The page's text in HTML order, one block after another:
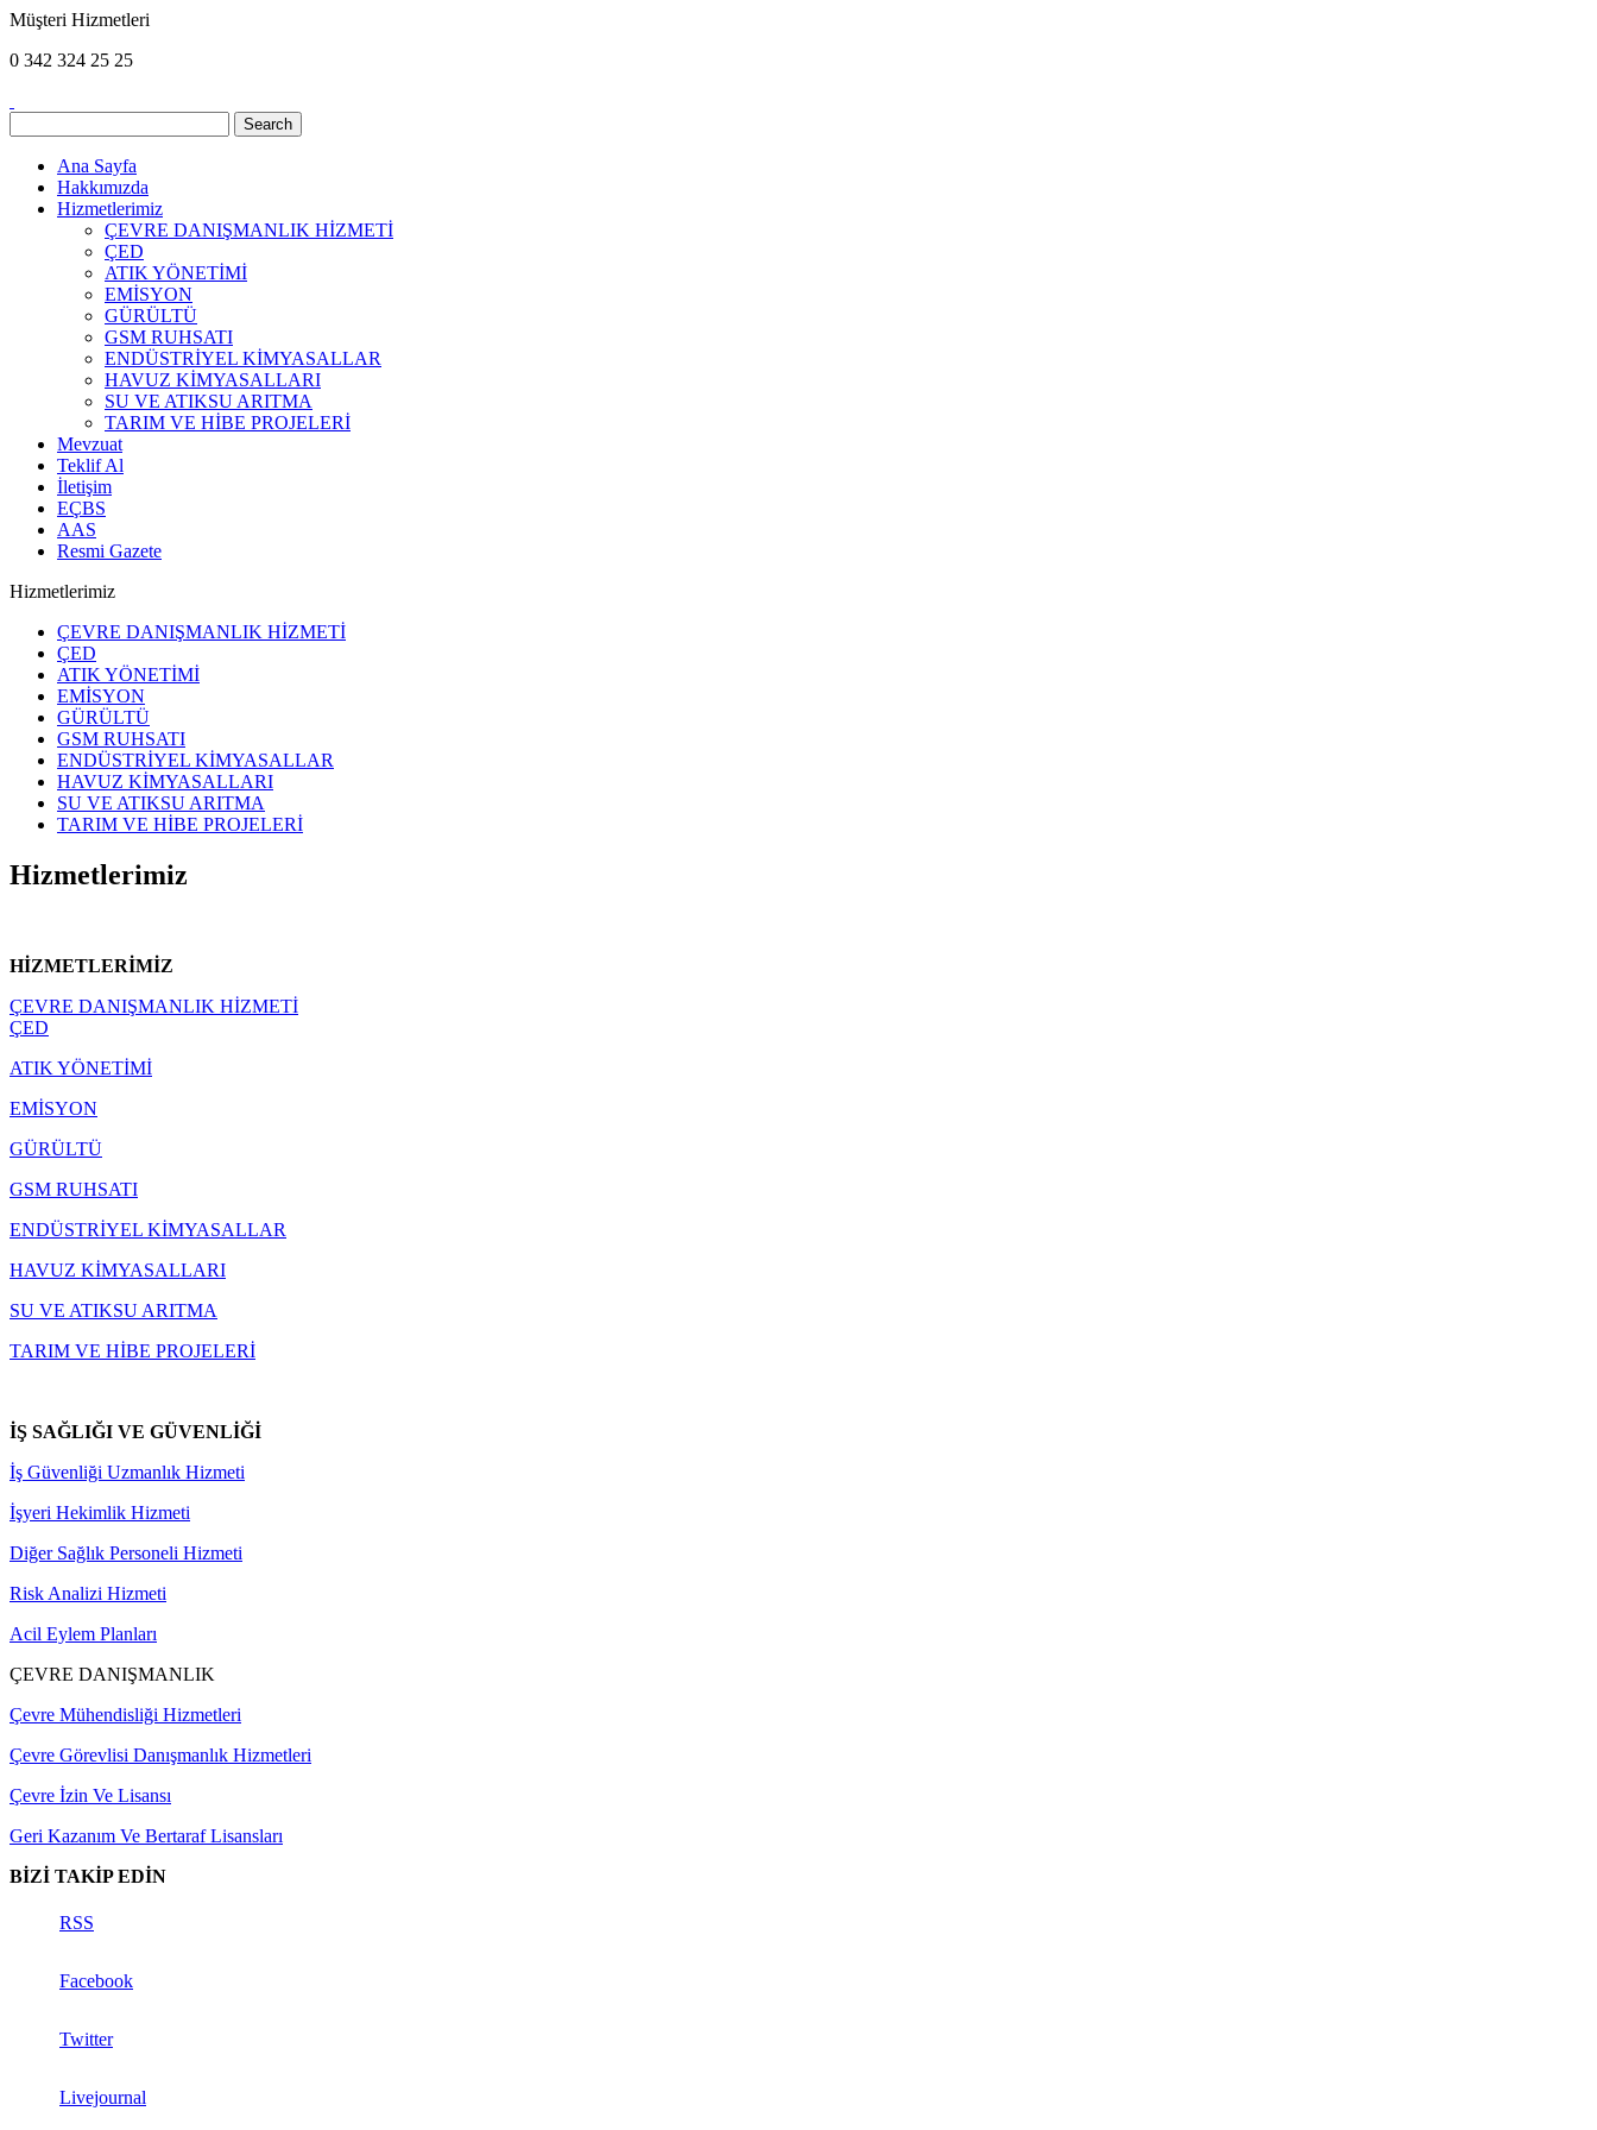
Müşteri Hizmetleri
0 342 324 25 25
Ana Sayfa
Hakkımızda
Hizmetlerimiz
ÇEVRE DANIŞMANLIK HİZMETİ
ÇED
ATIK YÖNETİMİ
EMİSYON
GÜRÜLTÜ
GSM RUHSATI
ENDÜSTRİYEL KİMYASALLAR
HAVUZ KİMYASALLARI
SU VE ATIKSU ARITMA
TARIM VE HİBE PROJELERİ
Mevzuat
Teklif Al
İletişim
EÇBS
AAS
Resmi Gazete
Hizmetlerimiz
ÇEVRE DANIŞMANLIK HİZMETİ
ÇED
ATIK YÖNETİMİ
EMİSYON
GÜRÜLTÜ
GSM RUHSATI
ENDÜSTRİYEL KİMYASALLAR
HAVUZ KİMYASALLARI
SU VE ATIKSU ARITMA
TARIM VE HİBE PROJELERİ
Hizmetlerimiz
HİZMETLERİMİZ
ÇEVRE DANIŞMANLIK HİZMETİ
ÇED
ATIK YÖNETİMİ
EMİSYON
GÜRÜLTÜ
GSM RUHSATI
ENDÜSTRİYEL KİMYASALLAR
HAVUZ KİMYASALLARI
SU VE ATIKSU ARITMA
TARIM VE HİBE PROJELERİ
İŞ SAĞLIĞI VE GÜVENLİĞİ
İş Güvenliği Uzmanlık Hizmeti
İşyeri Hekimlik Hizmeti
Diğer Sağlık Personeli Hizmeti
Risk Analizi Hizmeti
Acil Eylem Planları
ÇEVRE DANIŞMANLIK
Çevre Mühendisliği Hizmetleri
Çevre Görevlisi Danışmanlık Hizmetleri
Çevre İzin Ve Lisansı
Geri Kazanım Ve Bertaraf Lisansları
BİZİ TAKİP EDİN
RSS
Facebook
Twitter
Livejournal